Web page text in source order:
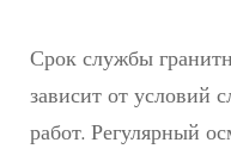
Срок службы
зависит от условий
работ. Регулярный